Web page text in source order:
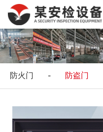
防火门 - 防盗门